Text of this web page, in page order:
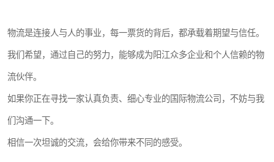
物流是连接人与人的事业，每一票货的背后，都承载着期望与信任。
我们希望，通过自己的努力，能够成为阳江众多企业和个人信赖的物
流伙伴。
如果你正在寻找一家认真负责、细心专业的国际物流公司，不妨与我
们沟通一下。
相信一次坦诚的交流，会给你带来不同的感受。